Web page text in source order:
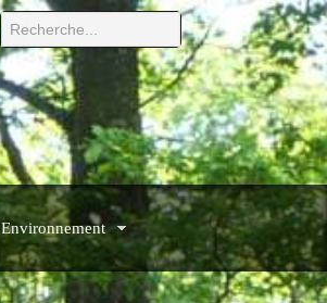
Environnement